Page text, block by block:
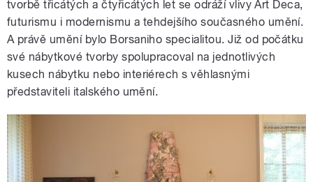
tvorbě třicátých a čtyřicátých let se odráží vlivy Art Deca,
futurismu i modernismu a tehdejšího současného umění.
A právě umění bylo Borsaniho specialitou. Již od počátku
své nábytkové tvorby spolupracoval na jednotlivých
kusech nábytku nebo interiérech s věhlasnými
představiteli italského umění.